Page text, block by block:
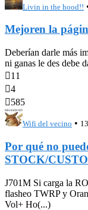
Livin in the hood!!
Mejoren la
Deberían darle más
ni ganas le des debe
11
4
585
Wifi del vecino •
Por qué no
STOCK/
J701M Si carga la
flasheo TWRP y
Vol+ Ho(...)